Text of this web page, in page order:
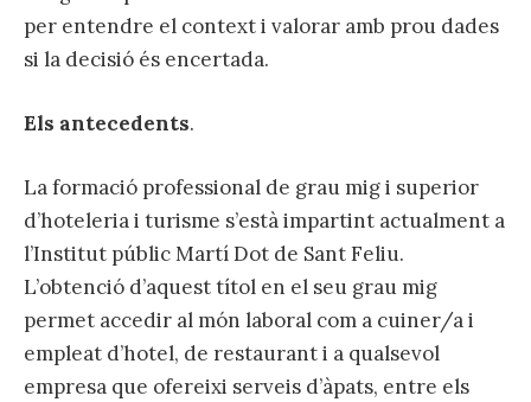
per entendre el context i valorar amb prou dades
si la decisió és encertada.
Els antecedents.
La formació professional de grau mig i superior
d’hoteleria i turisme s’està impartint actualment a
l’Institut públic Martí Dot de Sant Feliu.
L’obtenció d’aquest títol en el seu grau mig
permet accedir al món laboral com a cuiner/a i
empleat d’hotel, de restaurant i a qualsevol
empresa que ofereixi serveis d’àpats, entre els